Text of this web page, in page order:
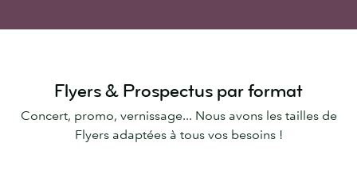
Flyers & Prospectus par format
Concert, promo, vernissage... Nous avons les tailles de
Flyers adaptées à tous vos besoins !